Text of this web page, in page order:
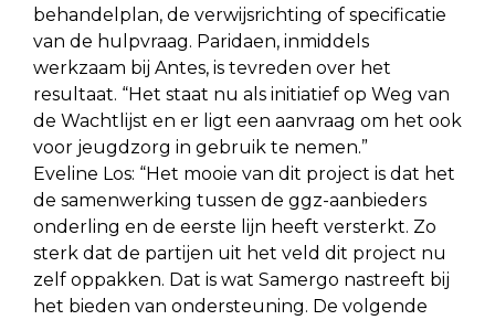
behandelplan, de verwijsrichting of specificatie
van de hulpvraag. Paridaen, inmiddels
werkzaam bij Antes, is tevreden over het
resultaat. “Het staat nu als initiatief op Weg van
de Wachtlijst en er ligt een aanvraag om het ook
voor jeugdzorg in gebruik te nemen.”
Eveline Los: “Het mooie van dit project is dat het
de samenwerking tussen de ggz-aanbieders
onderling en de eerste lijn heeft versterkt. Zo
sterk dat de partijen uit het veld dit project nu
zelf oppakken. Dat is wat Samergo nastreeft bij
het bieden van ondersteuning. De volgende